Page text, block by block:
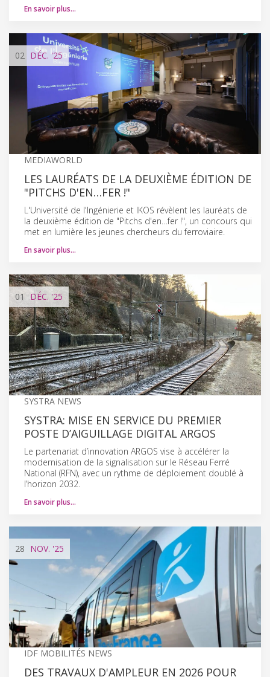
En savoir plus…
02 DÉC. '25
MEDIAWORLD
LES LAURÉATS DE LA DEUXIÈME ÉDITION DE
"PITCHS D'EN…FER !"
L'Université de l'Ingénierie et IKOS révèlent les lauréats de
la deuxième édition de "Pitchs d'en…fer !", un concours qui
met en lumière les jeunes chercheurs du ferroviaire.
En savoir plus…
01 DÉC. '25
SYSTRA NEWS
SYSTRA: MISE EN SERVICE DU PREMIER
POSTE D’AIGUILLAGE DIGITAL ARGOS
Le partenariat d’innovation ARGOS vise à accélérer la
modernisation de la signalisation sur le Réseau Ferré
National (RFN), avec un rythme de déploiement doublé à
l’horizon 2032.
En savoir plus…
28 NOV. '25
IDF MOBILITÉS NEWS
DES TRAVAUX D'AMPLEUR EN 2026 POUR